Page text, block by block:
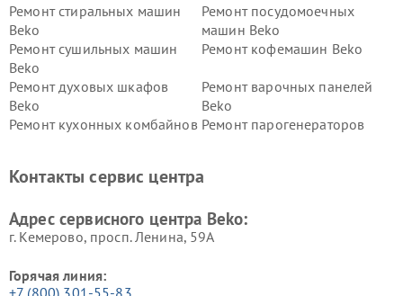
Ремонт стиральных машин
Beko
Ремонт посудомоечных
машин Beko
Ремонт сушильных машин
Beko
Ремонт кофемашин Beko
Ремонт духовых шкафов
Beko
Ремонт варочных панелей
Beko
Ремонт кухонных комбайнов Ремонт парогенераторов
Ремонт холодильников Beko Ремонт морозильных камер
Контакты сервис центра
Адрес сервисного центра Beko:
г. Кемерово, просп. Ленина, 59А
Горячая линия:
+7 (800) 301-55-83